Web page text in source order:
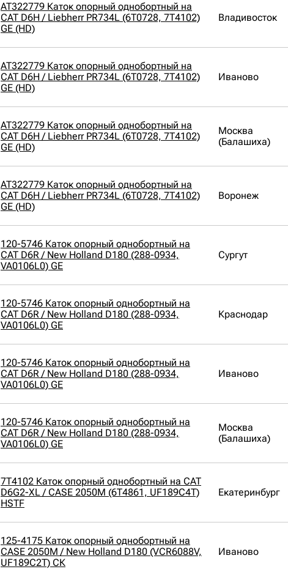
AT322779 Каток опорный однобортный на
CAT D6H / Liebherr PR734L (6T0728, 7T4102)
GE (HD)
Владивосток
AT322779 Каток опорный однобортный на
CAT D6H / Liebherr PR734L (6T0728, 7T4102)
GE (HD)
Иваново
AT322779 Каток опорный однобортный на
CAT D6H / Liebherr PR734L (6T0728, 7T4102)
GE (HD)
Москва
(Балашиха)
AT322779 Каток опорный однобортный на
CAT D6H / Liebherr PR734L (6T0728, 7T4102)
GE (HD)
Воронеж
120-5746 Каток опорный однобортный на
CAT D6R / New Holland D180 (288-0934,
VA0106L0) GE
Сургут
120-5746 Каток опорный однобортный на
CAT D6R / New Holland D180 (288-0934,
VA0106L0) GE
Краснодар
120-5746 Каток опорный однобортный на
CAT D6R / New Holland D180 (288-0934,
VA0106L0) GE
Иваново
120-5746 Каток опорный однобортный на
CAT D6R / New Holland D180 (288-0934,
VA0106L0) GE
Москва
(Балашиха)
7T4102 Каток опорный однобортный на CAT
D6G2-XL / CASE 2050M (6T4861, UF189C4T)
HSTF
Екатеринбург
125-4175 Каток опорный однобортный на
CASE 2050M / New Holland D180 (VCR6088V,
UF189C2T) СК
Иваново